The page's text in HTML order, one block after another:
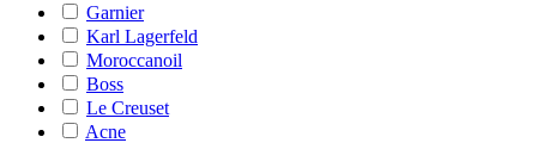
Garnier
Karl Lagerfeld
Moroccanoil
Boss
Le Creuset
Acne